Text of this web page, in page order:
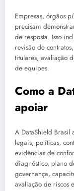
Empresas, órgãos
precisam
de resposta. Isso
revisão de
titulares, avaliação
de equipes.
Como a
apoiar
A DataShield Brasil
legais, políticas,
evidências de
diagnóstico, plano
governança,
avaliação de riscos